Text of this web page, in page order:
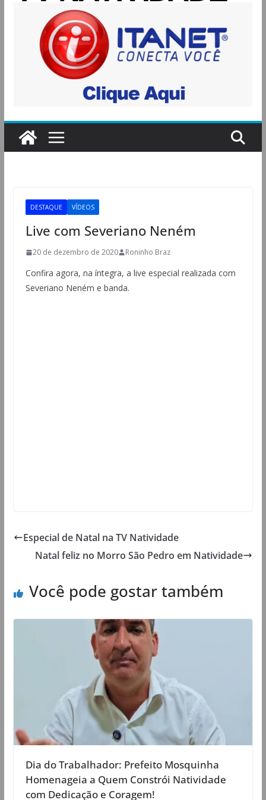
DESTAQUE VÍDEOS
Live com Severiano Neném
20 de dezembro de 2020 Roninho Braz
Confira agora, na íntegra, a live especial realizada com
Severiano Neném e banda.
Especial de Natal na TV Natividade
Natal feliz no Morro São Pedro em Natividade
Você pode gostar também
Dia do Trabalhador: Prefeito Mosquinha
Homenageia a Quem Constrói Natividade
com Dedicação e Coragem!